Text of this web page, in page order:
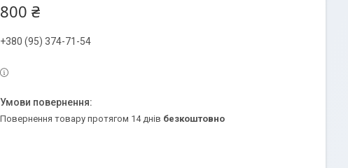
800 ₴
+380 (95) 374-71-54
повернення товару протягом 14 днів безкоштовно